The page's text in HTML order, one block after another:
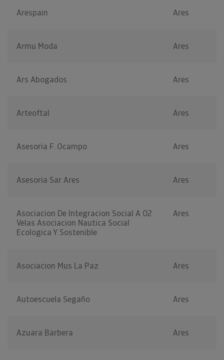
Arespain Ares
Armu Moda Ares
Ars Abogados Ares
Arteoftal Ares
Asesoria F. Ocampo Ares
Asesoria Sar Ares Ares
Asociacion De Integracion Social A 02
Velas Asociacion Nautica Social
Ecologica Y Sostenible
Ares
Asociacion Mus La Paz Ares
Autoescuela Segaño Ares
Azuara Barbera Ares